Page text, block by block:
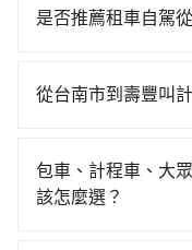
難叫計程車前往高
元、車程約25分鐘
價1,390元，再用10
車，搭上小黃後約
是否推薦租車自駕
在車上休息，那在
天租金約$1,500，
Volkswagen T5，
從台南市到壽豐叫
灣大車隊、Uber、
到車，也可考慮打
包車、計程車、大
該怎麼選？